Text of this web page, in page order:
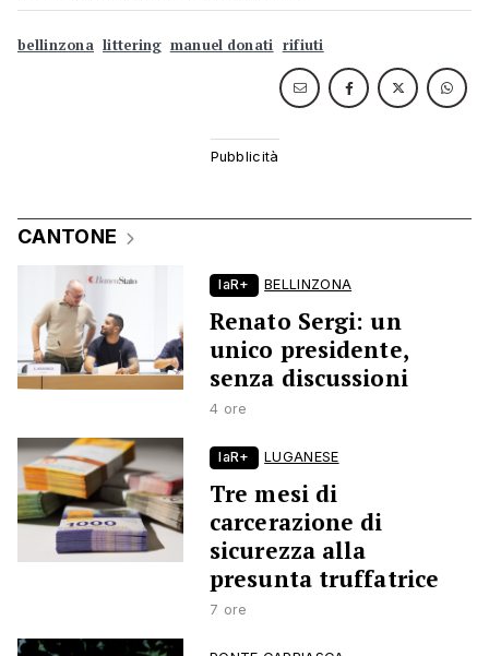
bellinzona littering manuel donati rifiuti
CANTONE
laR+ BELLINZONA
Renato Sergi: un
unico presidente,
senza discussioni
4 ore
laR+ LUGANESE
Tre mesi di
carcerazione di
sicurezza alla
presunta truffatrice
7 ore